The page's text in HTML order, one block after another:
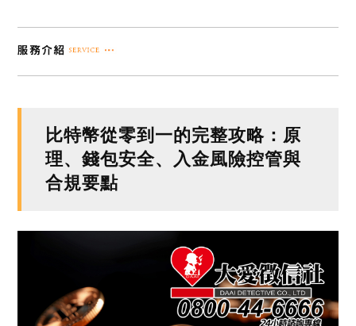
比特幣從零到一的完整攻略：原
理、錢包安全、入金風險控管與
合規要點